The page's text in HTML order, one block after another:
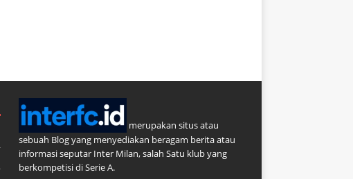
merupakan situs atau
sebuah Blog yang menyediakan beragam berita atau
informasi seputar Inter Milan, salah Satu klub yang
berkompetisi di Serie A.